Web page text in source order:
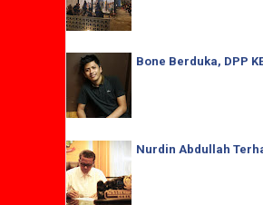
Bone Berduka, DPP
Nurdin Abdullah